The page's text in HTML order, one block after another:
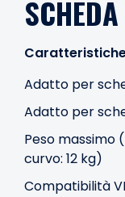
Adatto per
Adatto per
Peso massimo
curvo: 12 kg)
Compatibilità